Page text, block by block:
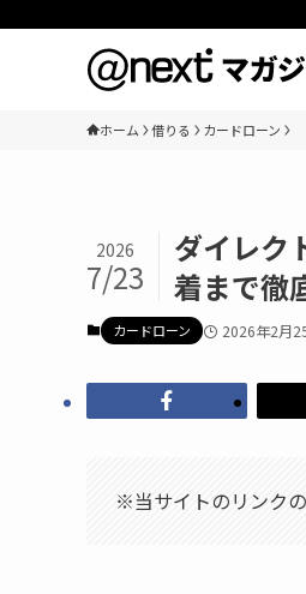
ホーム 借りる カードローン
ダイレク
着まで徹
2026
7/23
カードローン 2026年2月
※当サイトのリンク